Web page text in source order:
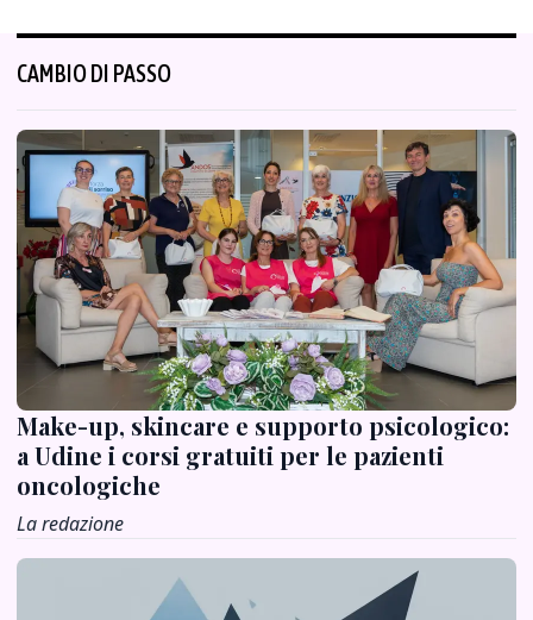
CAMBIO DI PASSO
Make-up, skincare e supporto psicologico:
a Udine i corsi gratuiti per le pazienti
oncologiche
La redazione